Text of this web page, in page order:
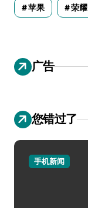
苹果 荣耀
广告
您错过了
手机新闻